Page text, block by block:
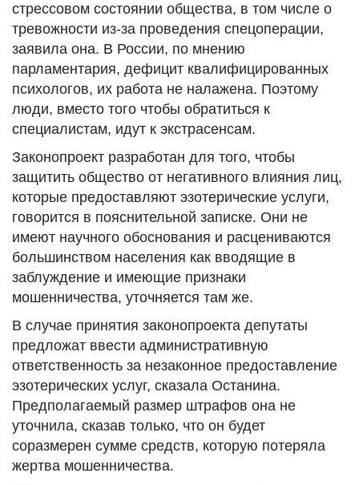
стрессовом состоянии общества, в том числе о
тревожности из-за проведения спецоперации,
заявила она. В России, по мнению
парламентария, дефицит квалифицированных
психологов, их работа не налажена. Поэтому
люди, вместо того чтобы обратиться к
специалистам, идут к экстрасенсам.
Законопроект разработан для того, чтобы
защитить общество от негативного влияния лиц,
которые предоставляют эзотерические услуги,
говорится в пояснительной записке. Они не
имеют научного обоснования и расцениваются
большинством населения как вводящие в
заблуждение и имеющие признаки
мошенничества, уточняется там же.
В случае принятия законопроекта депутаты
предложат ввести административную
ответственность за незаконное предоставление
эзотерических услуг, сказала Останина.
Предполагаемый размер штрафов она не
уточнила, сказав только, что он будет
соразмерен сумме средств, которую потеряла
жертва мошенничества.